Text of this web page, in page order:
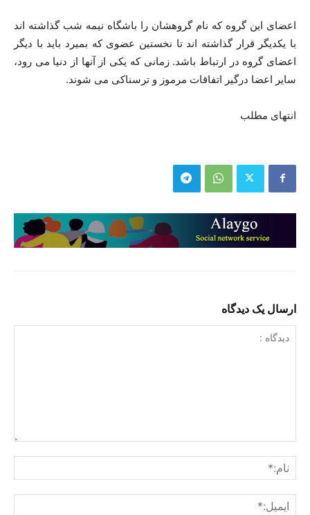
اعضای این گروه که نام گروهشان را باشگاه نیمه شب گذاشته اند
با یکدیگر قرار گذاشته اند تا نخستین عضوی که بمیرد باید با دیگر
اعضای گروه در ارتباط باشد. زمانی که یکی از آنها از دنیا می رود،
سایر اعضا درگیر اتفاقات مرموز و ترسناکی می شوند.
انتهای مطلب
ارسال یک دیدگاه